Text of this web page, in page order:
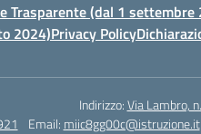
Trasparente (dal 1 settembre
2024)Privacy Policy
Indirizzo:Via Lambro,
Email: miic8gg00c@istruzione.it